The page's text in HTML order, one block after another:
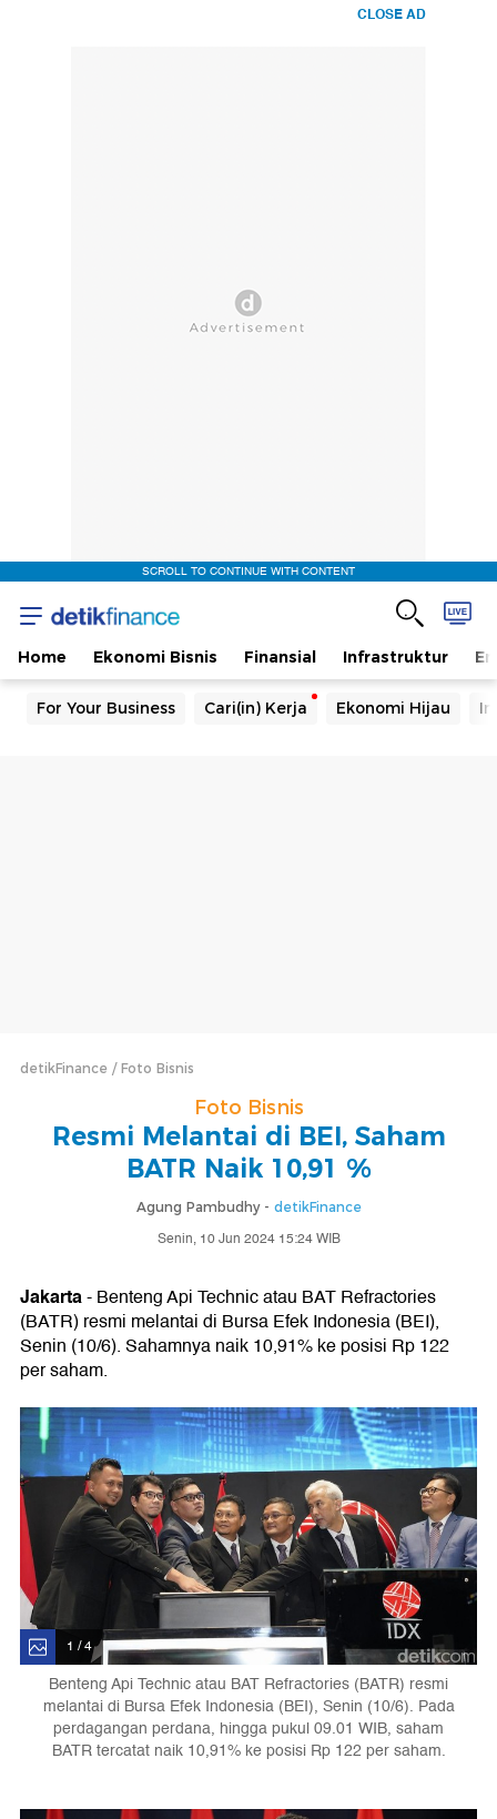
CLOSE AD
SCROLL TO CONTINUE WITH CONTENT
Home Ekonomi Bisnis Finansial Infrastruktur
For Your Business Cari(in) Kerja Ekonomi Hijau
detikFinance Foto Bisnis
Foto Bisnis
Resmi Melantai di BEI, Saham
BATR Naik 10,91 %
Agung Pambudhy - detikFinance
Senin, 10 Jun 2024 15:24 WIB
Jakarta- Benteng Api Technic atau BAT Refractories
(BATR) resmi melantai di Bursa Efek Indonesia (BEI),
Senin (10/6). Sahamnya naik 10,91% ke posisi Rp 122
per saham.
1 / 4
Benteng Api Technic atau BAT Refractories (BATR) resmi
melantai di Bursa Efek Indonesia (BEI), Senin (10/6). Pada
perdagangan perdana, hingga pukul 09.01 WIB, saham
BATR tercatat naik 10,91% ke posisi Rp 122 per saham.